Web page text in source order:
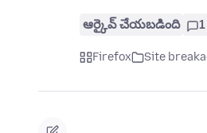
ఆర్కైవ్ చేయబడింది 1
Firefox Site